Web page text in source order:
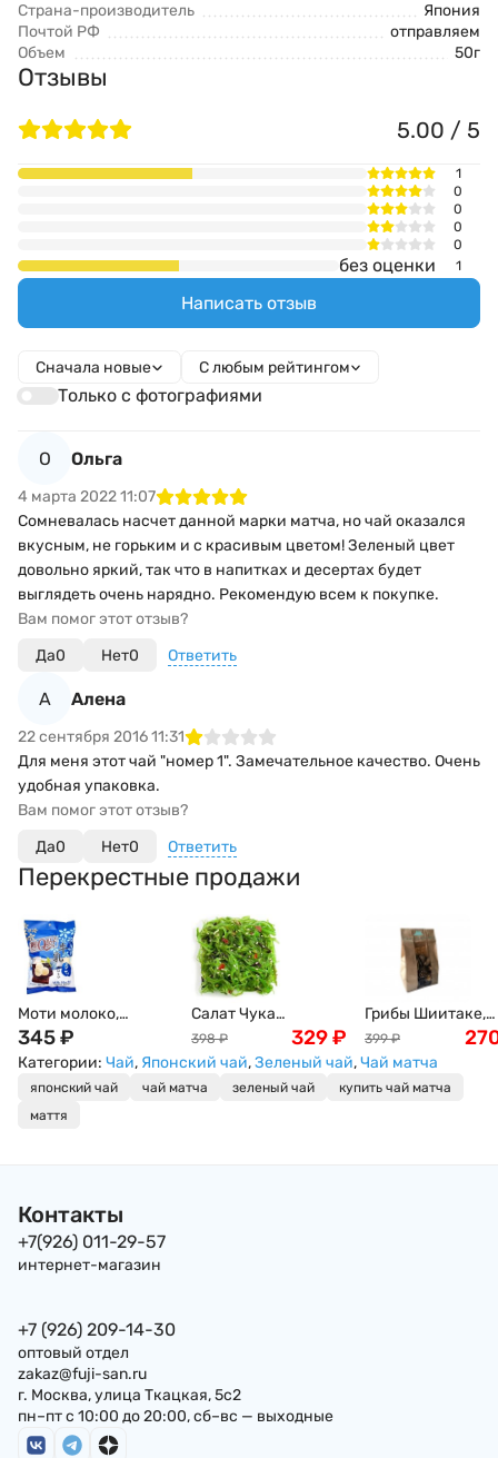
Страна-производитель
Япония
Почтой РФ
отправляем
Объем
50г
Отзывы
5.00 / 5
1
0
0
0
0
без оценки 1
Написать отзыв
Сначала новые С любым рейтингом
Только с фотографиями
О Ольга
4 марта 2022 11:07
Сомневалась насчет данной марки матча, но чай оказался
вкусным, не горьким и с красивым цветом! Зеленый цвет
довольно яркий, так что в напитках и десертах будет
выглядеть очень нарядно. Рекомендую всем к покупке.
Вам помог этот отзыв?
Да0 Нет0 Ответить
А Алена
22 сентября 2016 11:31
Для меня этот чай "номер 1". Замечательное качество. Очень
удобная упаковка.
Вам помог этот отзыв?
Да0 Нет0 Ответить
Перекрестные продажи
Моти молоко,
Дайфуку, 120гр
345₽
Салат Чука
(замороженный) ,
1кг
398 ₽ 329₽
Грибы Шиитаке,
древесные, 100г
399 ₽
Категории: Чай, Японский чай,Зеленый чай,Чай матча
японский чай чай матча зеленый чай
купить чай матча
маття
Контакты
+7(926) 011-29-57
интернет-магазин
+7 (926) 209-14-30
оптовый отдел
zakaz@fuji-san.ru
г. Москва, улица Ткацкая, 5с2
пн–пт с 10:00 до 20:00, сб–вс — выходные